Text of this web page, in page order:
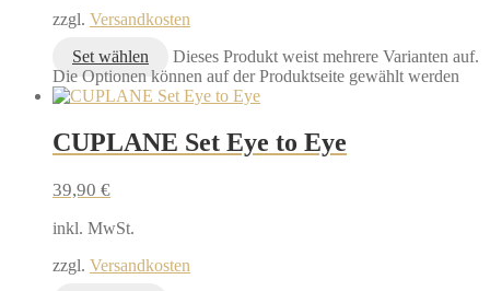
zzgl. Versandkosten
Set wählen
Dieses Produkt weist mehrere Varianten auf.
Die Optionen können auf der Produktseite gewählt werden
CUPLANE Set Eye to Eye
39,90 €
inkl. MwSt.
zzgl. Versandkosten